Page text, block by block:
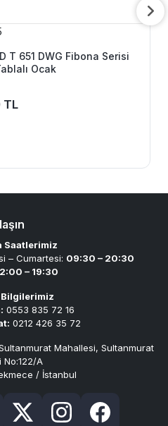
T 651 DWG Fibona Serisi
Ocak
TL
Saatlerimiz
– Cumartesi: 09:30 – 20:30
– 19:30
0553 835 72 16
0212 426 35 72
Mahallesi, Sultanmurat
No:122/A
/ İstanbul